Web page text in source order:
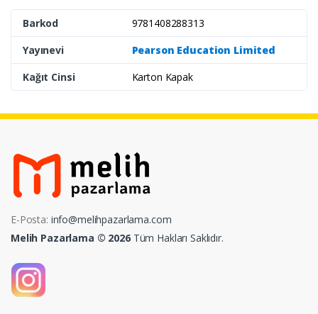
Barkod
9781408288313
Yayınevi
Pearson Education Limited
Kağıt Cinsi
Karton Kapak
E-Posta: info@melihpazarlama.com
Melih Pazarlama © 2026Tüm Hakları Saklıdır.